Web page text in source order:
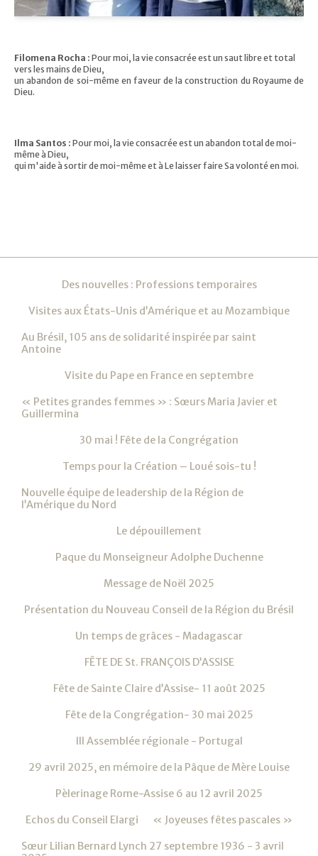
Filomena Rocha : Pour moi, la vie consacrée est un saut libre et total
vers les mains de Dieu,
un abandon de soi-même en faveur de la construction du Royaume de
Dieu.
Ilma Santos : Pour moi, la vie consacrée est un abandon total de moi-
même à Dieu,
qui m'aide à sortir de moi-même et à Le laisser faire Sa volonté en moi.
Navigation
Des nouvelles : Professions temporaires
Visites aux États-Unis d’Amérique et au Mozambique
Au Brésil, 105 ans de solidarité inspirée par saint
Antoine
Visite du Pape en France en septembre
« Petites grandes femmes » : Sœurs Maria Javier et
Guillermina
30 mai ! Fête de la Congrégation
Temps pour la Création – Loué sois-tu !
Nouvelle équipe de leadership de la Région de
l’Amérique du Nord
Le dépouillement
Paque du Monseigneur Adolphe Duchenne
Message de Noël 2025
Présentation du Nouveau Conseil de la Région du Brésil
Un temps de grâces - Madagascar
FÊTE DE St. FRANÇOIS D’ASSISE
Fête de Sainte Claire d’Assise- 11 août 2025
Fête de la Congrégation- 30 mai 2025
III Assemblée régionale - Portugal
29 avril 2025, en mémoire de la Pâque de Mère Louise
Pèlerinage Rome-Assise 6 au 12 avril 2025
Echos du Conseil Elargi « Joyeuses fêtes pascales »
Sœur Lilian Bernard Lynch 27 septembre 1936 - 3 avril